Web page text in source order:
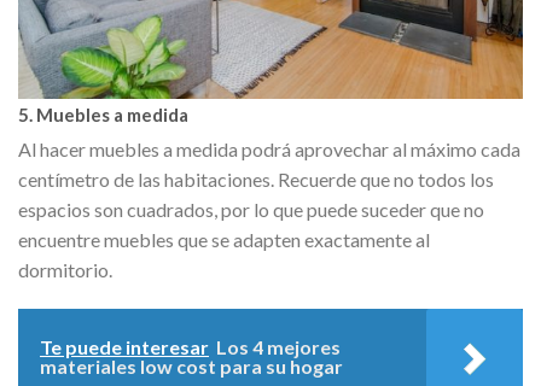
5. Muebles a medida
Al hacer muebles a medida podrá aprovechar al máximo cada
centímetro de las habitaciones. Recuerde que no todos los
espacios son cuadrados, por lo que puede suceder que no
encuentre muebles que se adapten exactamente al
dormitorio.
Te puede interesar Los 4 mejores
materiales low cost para su hogar